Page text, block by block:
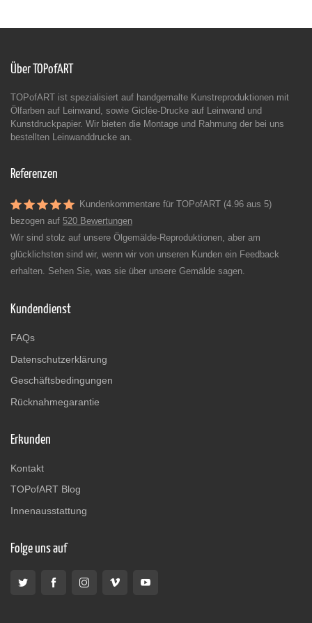
Über TOPofART
TOPofART ist spezialisiert auf handgemalte Kunstreproduktionen mit
Ölfarben auf Leinwand, sowie Giclée-Drucke auf Leinwand und
Kunstdruckpapier. Wir bieten die Montage und Rahmung der bei uns
bestellten Leinwanddrucke an.
Referenzen
Kundenkommentare für TOPofART (4.96 aus 5)
bezogen auf 520 Bewertungen
Wir sind stolz auf unsere Ölgemälde-Reproduktionen, aber am
glücklichsten sind wir, wenn wir von unseren Kunden ein Feedback
erhalten. Sehen Sie, was sie über unsere Gemälde sagen.
Kundendienst
FAQs
Datenschutzerklärung
Geschäftsbedingungen
Rücknahmegarantie
Erkunden
Kontakt
TOPofART Blog
Innenausstattung
Folge uns auf